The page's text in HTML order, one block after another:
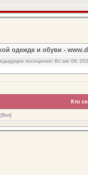
одежде и обуви -
посещение: Вс авг 09,
Кто